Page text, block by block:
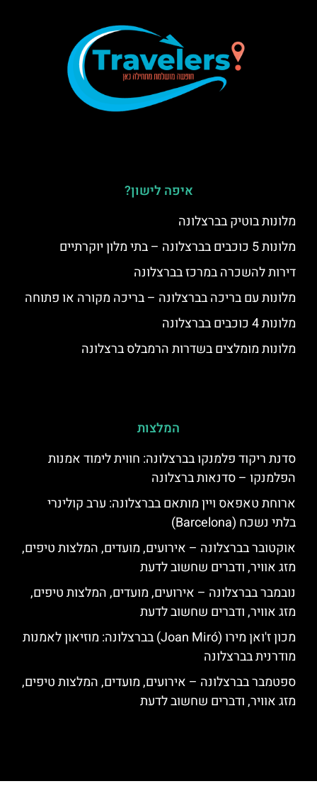
איפה לישון?
מלונות בוטיק בברצלונה
מלונות 5 כוכבים בברצלונה – בתי מלון יוקרתיים
דירות להשכרה במרכז בברצלונה
מלונות עם בריכה בברצלונה – בריכה מקורה או פתוחה
מלונות 4 כוכבים בברצלונה
מלונות מומלצים בשדרות הרמבלס ברצלונה
המלצות
סדנת ריקוד פלמנקו בברצלונה: חווית לימוד אמנות
הפלמנקו – סדנאות ברצלונה
ארוחת טאפאס ויין מותאם בברצלונה: ערב קולינרי
בלתי נשכח (Barcelona)
אוקטובר בברצלונה – אירועים, מועדים, המלצות טיפים,
מזג אוויר, ודברים שחשוב לדעת
נובמבר בברצלונה – אירועים, מועדים, המלצות טיפים,
מזג אוויר, ודברים שחשוב לדעת
מכון ז'ואן מירו (Joan Miró) בברצלונה: מוזיאון לאמנות
מודרנית בברצלונה
ספטמבר בברצלונה – אירועים, מועדים, המלצות טיפים,
מזג אוויר, ודברים שחשוב לדעת